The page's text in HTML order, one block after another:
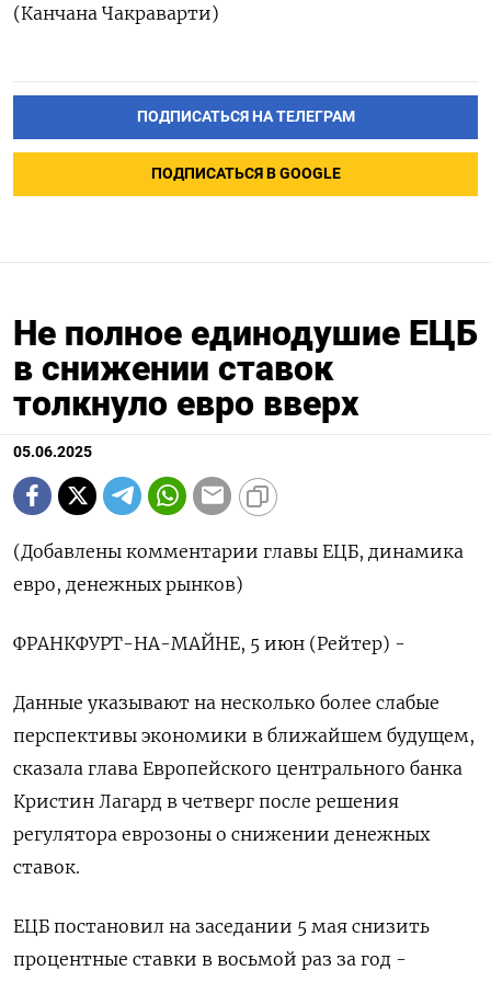
(Канчана Чакраварти)
ПОДПИСАТЬСЯ НА ТЕЛЕГРАМ
ПОДПИСАТЬСЯ В GOOGLE
Не полное единодушие ЕЦБ
в снижении ставок
толкнуло евро вверх
05.06.2025
(Добавлены комментарии главы ЕЦБ, динамика
евро, денежных рынков)
ФРАНКФУРТ-НА-МАЙНЕ, 5 июн (Рейтер) -
Данные указывают на несколько более слабые
перспективы экономики в ближайшем будущем,
сказала глава Европейского центрального банка
Кристин Лагард в четверг после решения
регулятора еврозоны о снижении денежных
ставок.
ЕЦБ постановил на заседании 5 мая снизить
процентные ставки в восьмой раз за год -